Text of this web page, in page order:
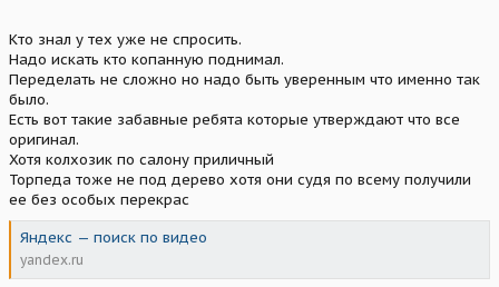
разделять - для этих так, для этих сяк...
Учитывая, что цеха были разбиты, проще было по складам найти
на 13 машин большую часть комплектующих, чем запускать
штампы, даже если они и сохранились!
Кто знал у тех уже не спросить.
Надо искать кто копанную поднимал.
Переделать не сложно но надо быть уверенным что именно так
было.
Есть вот такие забавные ребята которые утверждают что все
оригинал.
Хотя колхозик по салону приличный
Торпеда тоже не под дерево хотя они судя по всему получили
ее без особых перекрас
Яндекс — поиск по видео
yandex.ru